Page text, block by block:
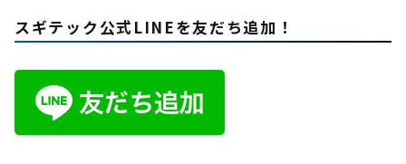
スギテック公式LINEを友だち追加！